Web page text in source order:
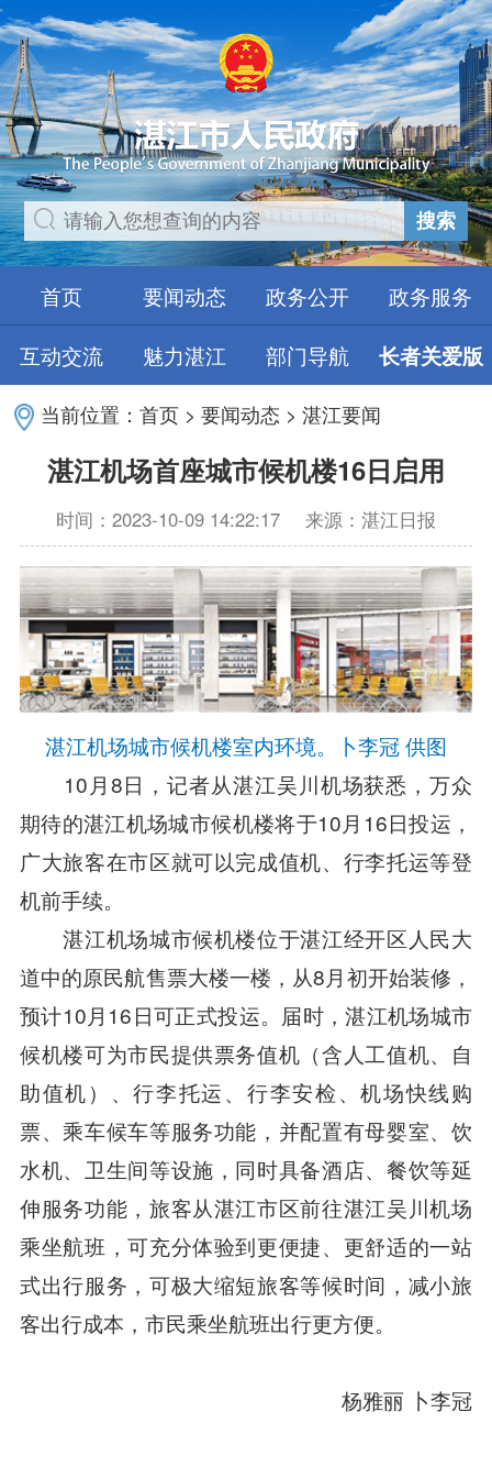
搜索
首页 要闻动态 政务公开
政务服务
互动交流
魅力湛江 部门导航 长者关爱版
当前位置：首页 >要闻动态 >湛江要闻
湛江机场首座城市候机楼16日启用
时间：2023-10-09 14:22:17 来源：湛江日报
湛江机场城市候机楼室内环境。卜李冠 供图
10月8日，记者从湛江吴川机场获悉，万众
期待的湛江机场城市候机楼将于10月16日投运，
广大旅客在市区就可以完成值机、行李托运等登
机前手续。
湛江机场城市候机楼位于湛江经开区人民大
道中的原民航售票大楼一楼，从8月初开始装修，
预计10月16日可正式投运。届时，湛江机场城市
候机楼可为市民提供票务值机（含人工值机、自
助值机）、行李托运、行李安检、机场快线购
票、乘车候车等服务功能，并配置有母婴室、饮
水机、卫生间等设施，同时具备酒店、餐饮等延
伸服务功能，旅客从湛江市区前往湛江吴川机场
乘坐航班，可充分体验到更便捷、更舒适的一站
式出行服务，可极大缩短旅客等候时间，减小旅
客出行成本，市民乘坐航班出行更方便。
杨雅丽 卜李冠